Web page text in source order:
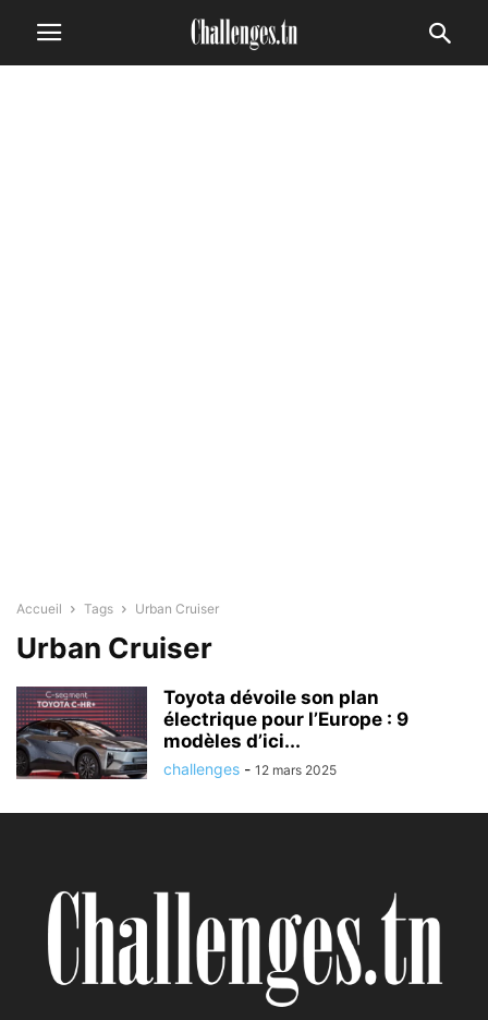
Accueil Tags Urban Cruiser
Urban Cruiser
Toyota dévoile son plan
électrique pour l’Europe : 9
modèles d’ici...
challenges - 12 mars 2025